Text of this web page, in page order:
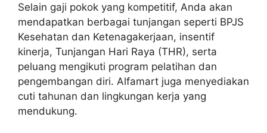
Selain gaji pokok yang kompetitif, Anda akan
mendapatkan berbagai tunjangan seperti BPJS
Kesehatan dan Ketenagakerjaan, insentif
kinerja, Tunjangan Hari Raya (THR), serta
peluang mengikuti program pelatihan dan
pengembangan diri. Alfamart juga menyediakan
cuti tahunan dan lingkungan kerja yang
mendukung.